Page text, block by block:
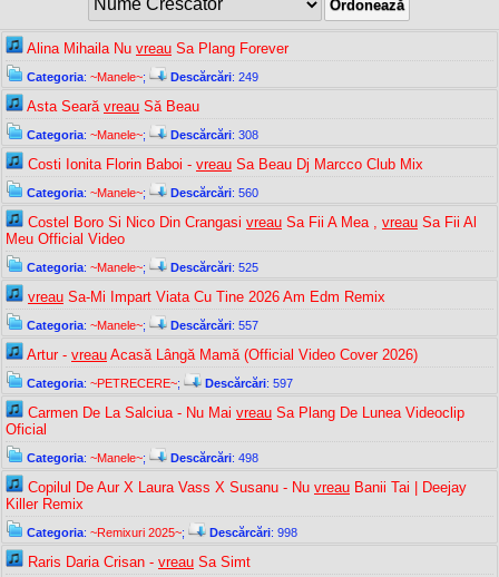
Alina Mihaila Nu vreau Sa Plang Forever
Categoria: ~Manele~; Descărcări: 249
Asta Seară vreau Să Beau
Categoria: ~Manele~; Descărcări: 308
Costi Ionita Florin Baboi - vreau Sa Beau Dj Marcco Club Mix
Categoria: ~Manele~; Descărcări: 560
Costel Boro Si Nico Din Crangasi vreau Sa Fii A Mea , vreau Sa Fii Al
Meu Official Video
Categoria: ~Manele~; Descărcări: 525
vreau Sa-Mi Impart Viata Cu Tine 2026 Am Edm Remix
Categoria: ~Manele~; Descărcări: 557
Artur - vreau Acasă Lângă Mamă (Official Video Cover 2026)
Categoria: ~PETRECERE~; Descărcări: 597
Carmen De La Salciua - Nu Mai vreau Sa Plang De Lunea Videoclip
Oficial
Categoria: ~Manele~; Descărcări: 498
Copilul De Aur X Laura Vass X Susanu - Nu vreau Banii Tai | Deejay
Killer Remix
Categoria: ~Remixuri 2025~; Descărcări: 998
Raris Daria Crisan - vreau Sa Simt